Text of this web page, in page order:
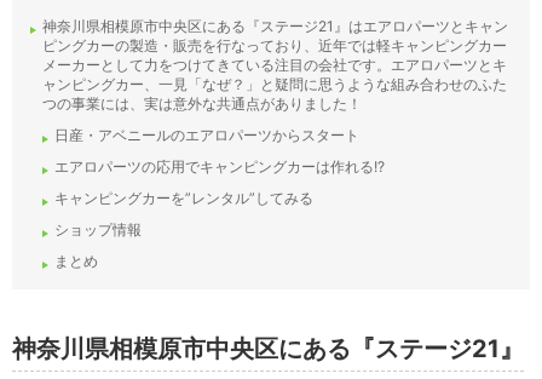
神奈川県相模原市中央区にある『ステージ21』はエアロパーツとキャン
ピングカーの製造・販売を行なっており、近年では軽キャンピングカー
メーカーとして力をつけてきている注目の会社です。エアロパーツとキ
ャンピングカー、一見「なぜ？」と疑問に思うような組み合わせのふた
つの事業には、実は意外な共通点がありました！
日産・アベニールのエアロパーツからスタート
エアロパーツの応用でキャンピングカーは作れる!?
キャンピングカーを”レンタル”してみる
ショップ情報
まとめ
神奈川県相模原市中央区にある『ステージ21』